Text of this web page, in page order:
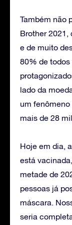
Também não
Brother 2021,
e de muito
80% de todos
lado da
um
mais de 28
Hoje em dia,
está
metade de
pessoas já
máscara.
seria